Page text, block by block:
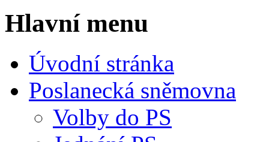
Hlavní menu
Úvodní stránka
Poslanecká sněmovna
Volby do PS